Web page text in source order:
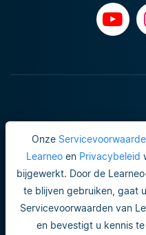
Onze
Learneoen Privacybeleid
bijgewerkt. Door de
te blijven gebruiken, gaat
Servicevoorwaarden van
en bevestigt u kennis
Do not sell or